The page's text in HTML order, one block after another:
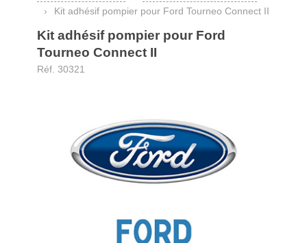
›
Kit adhésif pompier pour Ford Tourneo Connect II
Kit adhésif pompier pour Ford
Tourneo Connect II
Réf. 30321